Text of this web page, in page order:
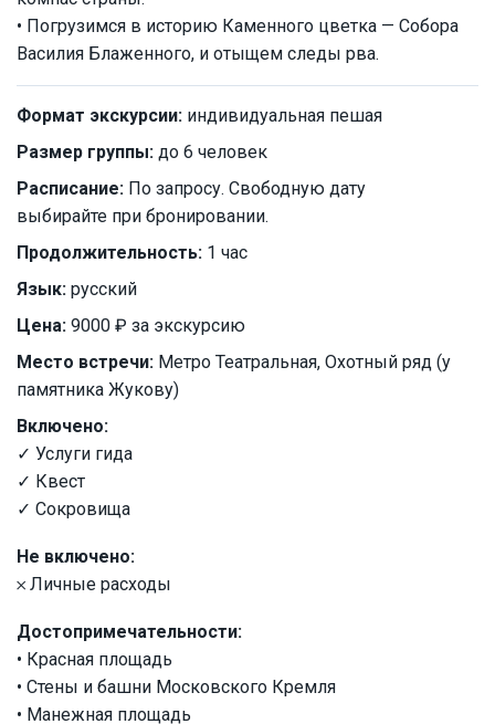
• Погрузимся в историю Каменного цветка — Собора
Василия Блаженного, и отыщем следы рва.
Формат экскурсии: индивидуальная пешая
Размер группы: до 6 человек
Расписание: По запросу. Свободную дату
выбирайте при бронировании.
Продолжительность: 1 час
Язык: русский
Цена: 9000 ₽ за экскурсию
Место встречи: Метро Театральная, Охотный ряд (у
памятника Жукову)
Включено:
✓ Услуги гида
✓ Квест
✓ Сокровища
Не включено:
𐄂 Личные расходы
Достопримечательности:
• Красная площадь
• Стены и башни Московского Кремля
• Манежная площадь